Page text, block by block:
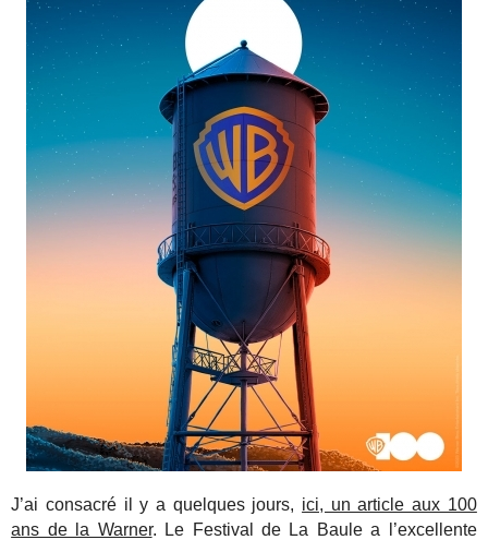
J’ai consacré il y a quelques jours, ici, un article aux 100
ans de la Warner. Le Festival de La Baule a l’excellente